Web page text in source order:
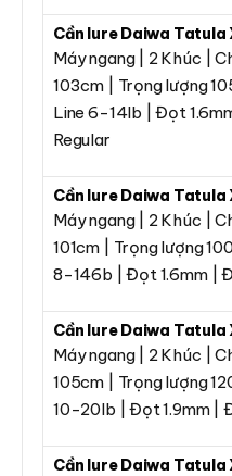
Cần lure Daiwa
Máy ngang | 2 Khúc |
103cm | Trọng lượng
Line 6-14lb | Đọt
Regular
Cần lure Daiwa
Máy ngang | 2 Khúc |
101cm | Trọng lượng
8-146b | Đọt 1.6mm |
Cần lure Daiwa
Máy ngang | 2 Khúc |
105cm | Trọng lượng
10-20lb | Đọt 1.9mm |
Cần lure Daiwa